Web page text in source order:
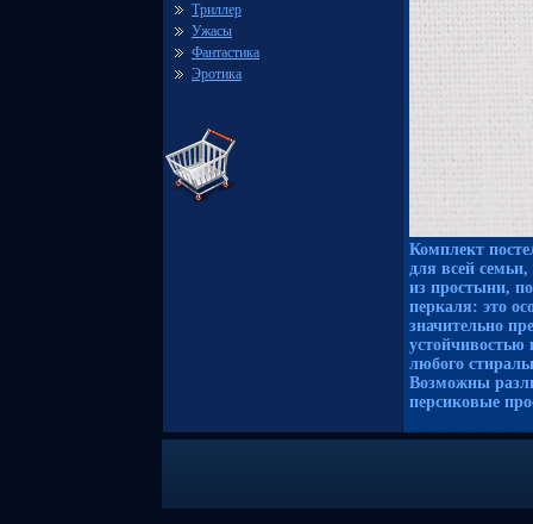
Триллер
Ужасы
Фантастика
Эротика
Комплект
для всей
из простыни,
перкаля: это
значительно
любого
Возможны
персиковые